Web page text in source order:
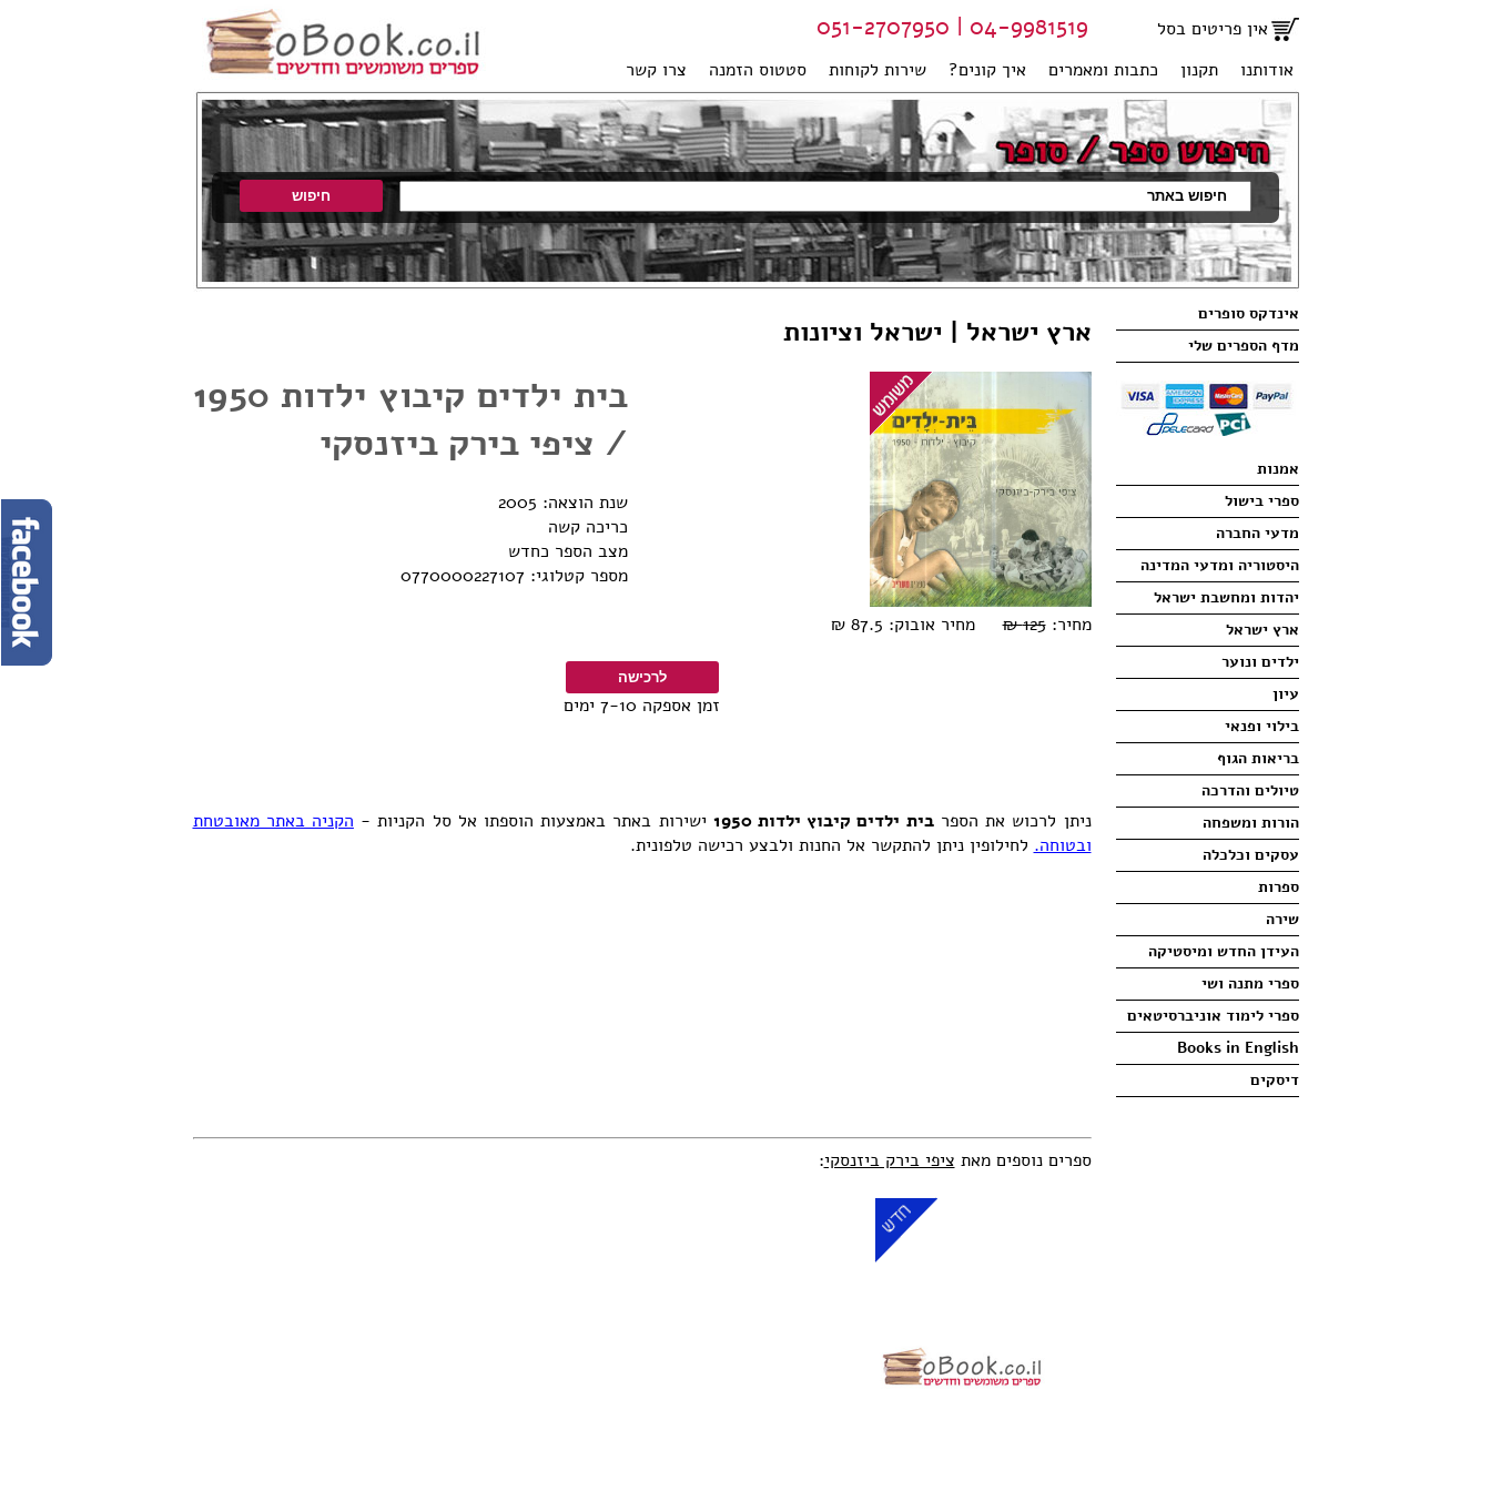
אין פריטים בסל
אודותנו
תקנון כתבות ומאמרים איך קונים? שירות לקוחות סטטוס הזמנה צרו קשר
04-9981519 | 051-2707950
אינדקס סופרים
מדף הספרים שלי
אמנות
ספרי בישול
מדעי החברה
היסטוריה ומדעי המדינה
יהדות ומחשבת ישראל
ארץ ישראל
ילדים ונוער
עיון
בילוי ופנאי
בריאות הגוף
טיולים והדרכה
הורות ומשפחה
עסקים וכלכלה
ספרות
שירה
העידן החדש ומיסטיקה
ספרי מתנה ושי
ספרי לימוד אוניברסיטאים
Books in English
דיסקים
ארץ ישראל | ישראל וציונות
בית ילדים קיבוץ ילדות 1950
/ ציפי בירק ביזנסקי
שנת הוצאה: 2005
כריכה קשה
מצב הספר כחדש
מספר קטלוגי: 0770000227107
מחיר:125 ₪ מחיר אובוק: 87.5 ₪
זמן אספקה 7-10 ימים
ניתן לרכוש את הספרבית ילדים קיבוץ ילדות 1950 ישירות באתר באמצעות הוספתו אל סל הקניות - הקניה באתר מאובטחת
ובטוחה. לחילופין ניתן להתקשר אל החנות ולבצע רכישה טלפונית.
ספרים נוספים מאת ציפי בירק ביזנסקי: